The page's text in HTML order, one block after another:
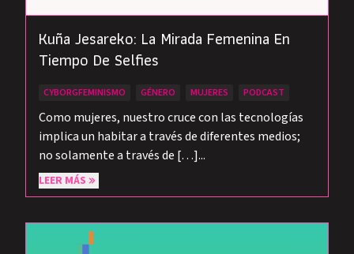
Kuña Jesareko: La Mirada Femenina En
Tiempo De Selfies
CYBORGFEMINISMO GÉNERO MUJERES PODCAST
Como mujeres, nuestro cruce con las tecnologías
implica un habitar a través de diferentes medios;
no solamente a través de […]...
LEER MÁS